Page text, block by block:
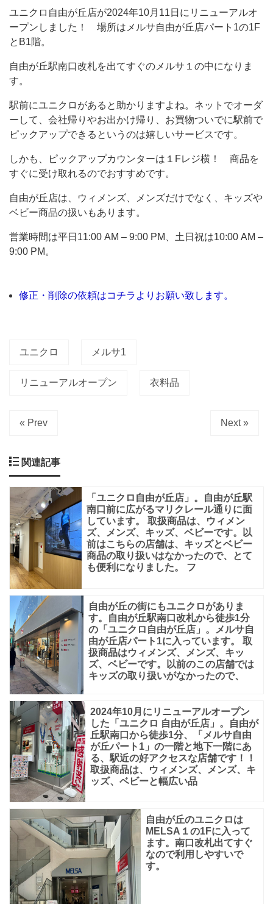
サ
自
由
が
丘
店
パ
ー
ト
1
の
1F
と
B1
由
駅
南
札
出
て
す
ぐ
の
メ
ル
サ
ユニクロ自由が丘店が2024年10月11日にリニューアルオ
ープンしました！ 場所はメルサ自由が丘店パート1の1F
とB1階。
自由が丘駅南口改札を出てすぐのメルサ１の中になりま
す。
駅前にユニクロがあると助かりますよね。ネットでオーダ
ーして、会社帰りやお出かけ帰り、お買物ついでに駅前で
ピックアップできるというのは嬉しいサービスです。
しかも、ピックアップカウンターは１Fレジ横！ 商品を
すぐに受け取れるのでおすすめです。
自由が丘店は、ウィメンズ、メンズだけでなく、キッズや
ベビー商品の扱いもあります。
営業時間は平日11:00 AM – 9:00 PM、土日祝は10:00 AM –
9:00 PM。
修正・削除の依頼はコチラよりお願い致します。
ユニクロ メルサ1
リニューアルオープン 衣料品
« Prev Next »
関連記事
「ユニクロ自由が丘店」。自由が丘駅
南口前に広がるマリクレール通りに面
しています。 取扱商品は、ウィメン
ズ、メンズ、キッズ、ベビーです。以
前はこちらの店舗は、キッズとベビー
商品の取り扱いはなかったので、とて
も便利になりました。 フ
自由が丘の街にもユニクロがありま
す。自由が丘駅南口改札から徒歩1分
の「ユニクロ自由が丘店」。メルサ自
由が丘店パート1に入っています。 取
扱商品はウィメンズ、メンズ、キッ
ズ、ベビーです。以前のこの店舗では
キッズの取り扱いがなかったので、
2024年10月にリニューアルオープン
した「ユニクロ 自由が丘店」。自由が
丘駅南口から徒歩1分、「メルサ自由
が丘パート1」の一階と地下一階にあ
る、駅近の好アクセスな店舗です！！
取扱商品は、ウィメンズ、メンズ、キ
ッズ、ベビーと幅広い品
自由が丘のユニクロは
MELSA１の1Fに入って
ます。南口改札出てすぐ
なので利用しやすいで
す。